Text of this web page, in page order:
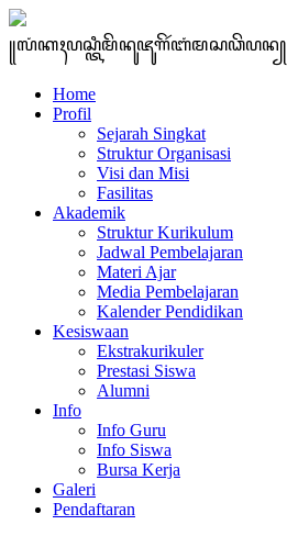
꧋ꦭꦁꦏꦃꦥꦱ꧀ꦠꦶꦩꦼꦤꦸꦗꦸꦒꦼꦂꦧꦁꦩꦱꦣꦼꦥꦤ꧀
Home
Profil
Sejarah Singkat
Struktur Organisasi
Visi dan Misi
Fasilitas
Akademik
Struktur Kurikulum
Jadwal Pembelajaran
Materi Ajar
Media Pembelajaran
Kalender Pendidikan
Kesiswaan
Ekstrakurikuler
Prestasi Siswa
Alumni
Info
Info Guru
Info Siswa
Bursa Kerja
Galeri
Pendaftaran